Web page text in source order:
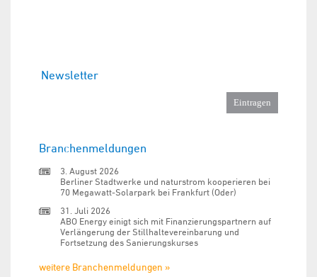
Newsletter
Branchenmeldungen
3. August 2026
Berliner Stadtwerke und naturstrom kooperieren bei
70 Megawatt-Solarpark bei Frankfurt (Oder)
31. Juli 2026
ABO Energy einigt sich mit Finanzierungspartnern auf
Verlängerung der Stillhaltevereinbarung und
Fortsetzung des Sanierungskurses
weitere Branchenmeldungen »